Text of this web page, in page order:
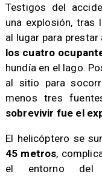
​Testigos del
una explosión, tras
al lugar para
los cuatro
hundía en el lago.
al sitio para
menos tres
sobrevivir fue el
​El helicóptero se
45 metros,
el entorno del